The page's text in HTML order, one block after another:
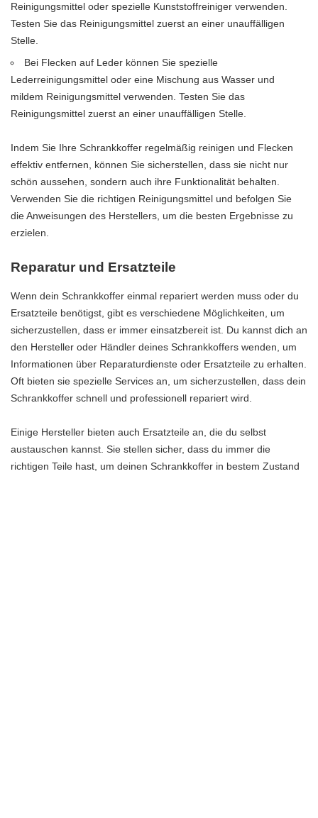
Reinigungsmittel oder spezielle Kunststoffreiniger verwenden.
Testen Sie das Reinigungsmittel zuerst an einer unauffälligen
Stelle.
Bei Flecken auf Leder können Sie spezielle
Lederreinigungsmittel oder eine Mischung aus Wasser und
mildem Reinigungsmittel verwenden. Testen Sie das
Reinigungsmittel zuerst an einer unauffälligen Stelle.
Indem Sie Ihre Schrankkoffer regelmäßig reinigen und Flecken
effektiv entfernen, können Sie sicherstellen, dass sie nicht nur
schön aussehen, sondern auch ihre Funktionalität behalten.
Verwenden Sie die richtigen Reinigungsmittel und befolgen Sie
die Anweisungen des Herstellers, um die besten Ergebnisse zu
erzielen.
Reparatur und Ersatzteile
Wenn dein Schrankkoffer einmal repariert werden muss oder du
Ersatzteile benötigst, gibt es verschiedene Möglichkeiten, um
sicherzustellen, dass er immer einsatzbereit ist. Du kannst dich an
den Hersteller oder Händler deines Schrankkoffers wenden, um
Informationen über Reparaturdienste oder Ersatzteile zu erhalten.
Oft bieten sie spezielle Services an, um sicherzustellen, dass dein
Schrankkoffer schnell und professionell repariert wird.
Einige Hersteller bieten auch Ersatzteile an, die du selbst
austauschen kannst. Sie stellen sicher, dass du immer die
richtigen Teile hast, um deinen Schrankkoffer in bestem Zustand